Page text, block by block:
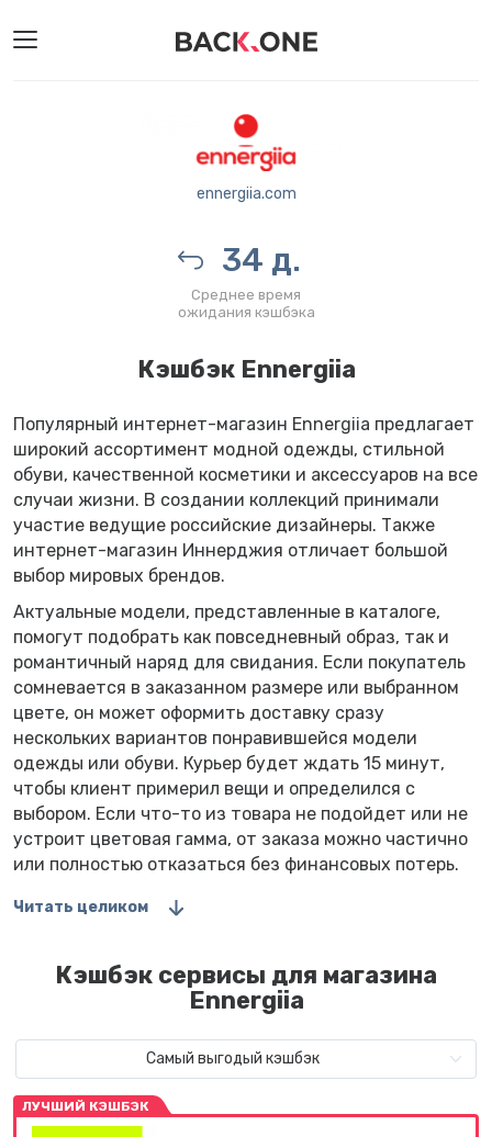
ennergiia.com
34 д.
Среднее время
ожидания кэшбэка
Кэшбэк Ennergiia
Популярный интернет-магазин Ennergiia предлагает
широкий ассортимент модной одежды, стильной
обуви, качественной косметики и аксессуаров на все
случаи жизни. В создании коллекций принимали
участие ведущие российские дизайнеры. Также
интернет-магазин Иннерджия отличает большой
выбор мировых брендов.
Актуальные модели, представленные в каталоге,
помогут подобрать как повседневный образ, так и
романтичный наряд для свидания. Если покупатель
сомневается в заказанном размере или выбранном
цвете, он может оформить доставку сразу
нескольких вариантов понравившейся модели
одежды или обуви. Курьер будет ждать 15 минут,
чтобы клиент примерил вещи и определился с
выбором. Если что-то из товара не подойдет или не
устроит цветовая гамма, от заказа можно частично
или полностью отказаться без финансовых потерь.
Читать целиком
Кэшбэк сервисы для магазина
Ennergiia
Самый выгодый кэшбэк
ЛУЧШИЙ КЭШБЭК